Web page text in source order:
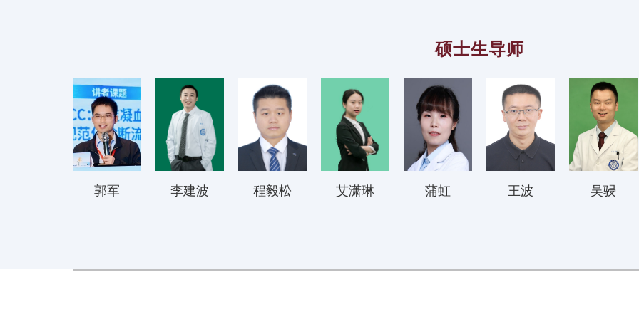
硕士生导师
郭军 李建波 程毅松 艾潇琳 蒲虹 王波 吴骎